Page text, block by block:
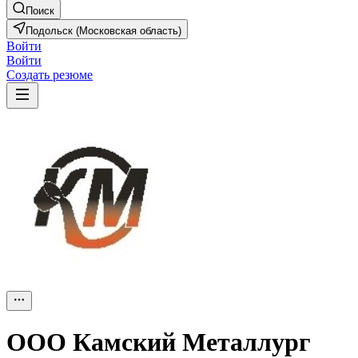
Поиск
Подольск (Московская область)
Войти
Войти
Создать резюме
ООО Камский Металлург